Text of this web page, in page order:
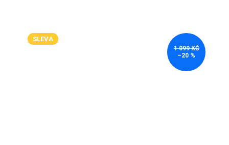
SLEVA
1 099 KČ
–20 %